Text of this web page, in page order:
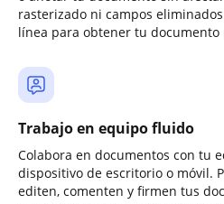
rasterizado ni campos
línea para obtener tu
Trabajo en equipo fluido
Colabora en documentos con tu
dispositivo de escritorio o móvil.
editen, comenten y firmen tus